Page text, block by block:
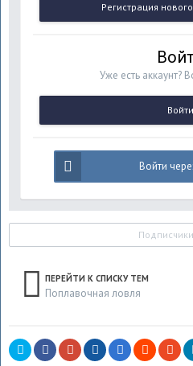
Регистрация
Уже есть аккаунт?
Войти
Войти
Подписчики
ПЕРЕЙТИ К СПИСКУ ТЕМ
Поплавочная ловля